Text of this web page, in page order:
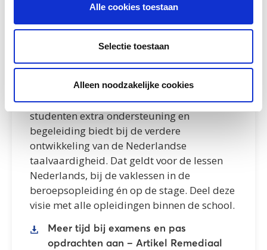
Alle cookies toestaan
Selectie toestaan
Alleen noodzakelijke cookies
nodig voor het uitbreiden van hun
woordenschat, om goed en snel te leren
lezen, het leren en automatiseren van
uitspraak.
Van belang is dat de MBO-instelling een
visie ontwikkelt op de wijze waarop zij NT2-
studenten extra ondersteuning en
begeleiding biedt bij de verdere
ontwikkeling van de Nederlandse
taalvaardigheid. Dat geldt voor de lessen
Nederlands, bij de vaklessen in de
beroepsopleiding én op de stage. Deel deze
visie met alle opleidingen binnen de school.
Meer tijd bij examens en pas
opdrachten aan – Artikel Remediaal